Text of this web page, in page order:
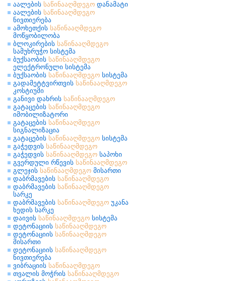
აალების საწინააღმდეგო დანამატი
აალების საწინააღმდეგო
ნივთიერება
ამოხეთქის საწინააღმდეგო
მოწყობილობა
ბლოკირების საწინააღმდეგო
სამუხრუჭო სისტემა
ბუქსაობის საწინააღმდეგო
ელექტრონული სისტემა
ბუქსაობის საწინააღმდეგო სისტემა
გადამეტტვირთვის საწინააღმდეგო
კოსტიუმი
განივი დახრის საწინააღმდეგო
გატაცების საწინააღმდეგო
იმობილიზატორი
გატაცების საწინააღმდეგო
სიგნალიზაცია
გატაცების საწინააღმდეგო სისტემა
გაჭედვის საწინააღმდეგო
გაჭედვის საწინააღმდეგო საპოხი
გვერდული რწევის საწინააღმდეგო
გლეჯის საწინააღმდეგო მისართი
დაბრმავების საწინააღმდეგო
დაბრმავების საწინააღმდეგო
სარკე
დაბრმავების საწინააღმდეგო უკანა
ხედის სარკე
დაივის საწინააღმდეგო სისტემა
დეტონაციის საწინააღმდეგო
დეტონაციის საწინააღმდეგო
მისართი
დეტონაციის საწინააღმდეგო
ნივთიერება
ვიბრაციის საწინააღმდეგო
თვალის მოჭრის საწინააღმდეგო